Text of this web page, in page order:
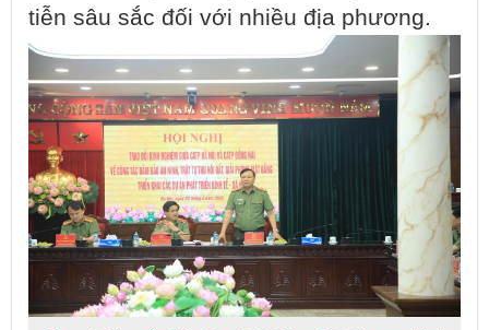
tiễn sâu sắc đối với nhiều địa phương.